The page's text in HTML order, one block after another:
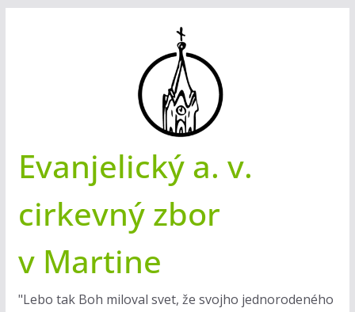
Evanjelický a. v.
cirkevný zbor
v Martine
"Lebo tak Boh miloval svet, že svojho jednorodeného